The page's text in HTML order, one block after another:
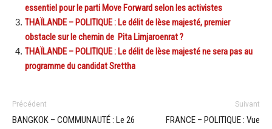
essentiel pour le parti Move Forward selon les activistes
THAÏLANDE – POLITIQUE : Le délit de lèse majesté, premier
obstacle sur le chemin de Pita Limjaroenrat ?
THAÏLANDE – POLITIQUE : Le délit de lèse majesté ne sera pas au
programme du candidat Srettha
Précédent
BANGKOK – COMMUNAUTÉ : Le 26
Suivant
FRANCE – POLITIQUE : Vue